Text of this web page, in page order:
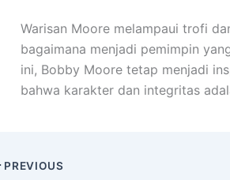
Warisan Moore melampaui trofi
bagaimana menjadi pemimpin
ini, Bobby Moore tetap menjadi
bahwa karakter dan integritas
PREVIOUS